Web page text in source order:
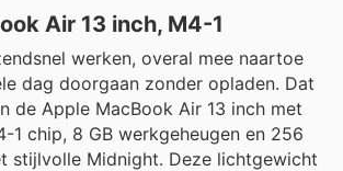
Air 13 inch, M4-1
werken, overal mee naartoe
dag doorgaan zonder opladen. Dat
de Apple MacBook Air 13 inch met
1 chip, 8 GB werkgeheugen en 256
stijlvolle Midnight. Deze lichtgewicht